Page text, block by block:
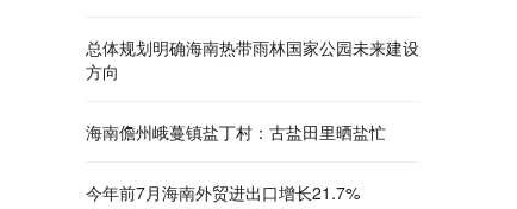
总体规划明确海南热带雨林国家公园未来建设
方向
海南儋州峨蔓镇盐丁村：古盐田里晒盐忙
今年前7月海南外贸进出口增长21.7%